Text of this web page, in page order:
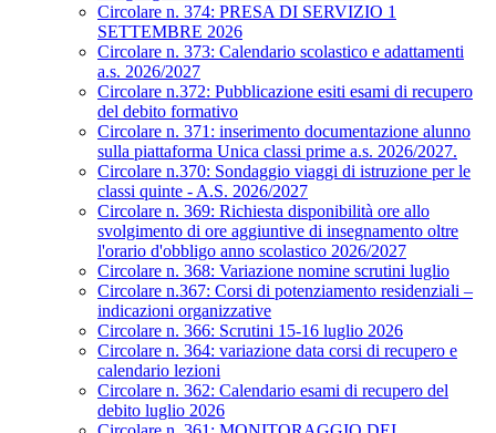
Circolare n. 374: PRESA DI SERVIZIO 1
SETTEMBRE 2026
Circolare n. 373: Calendario scolastico e adattamenti
a.s. 2026/2027
Circolare n.372: Pubblicazione esiti esami di recupero
del debito formativo
Circolare n. 371: inserimento documentazione alunno
sulla piattaforma Unica classi prime a.s. 2026/2027.
Circolare n.370: Sondaggio viaggi di istruzione per le
classi quinte - A.S. 2026/2027
Circolare n. 369: Richiesta disponibilità ore allo
svolgimento di ore aggiuntive di insegnamento oltre
l'orario d'obbligo anno scolastico 2026/2027
Circolare n. 368: Variazione nomine scrutini luglio
Circolare n.367: Corsi di potenziamento residenziali –
indicazioni organizzative
Circolare n. 366: Scrutini 15-16 luglio 2026
Circolare n. 364: variazione data corsi di recupero e
calendario lezioni
Circolare n. 362: Calendario esami di recupero del
debito luglio 2026